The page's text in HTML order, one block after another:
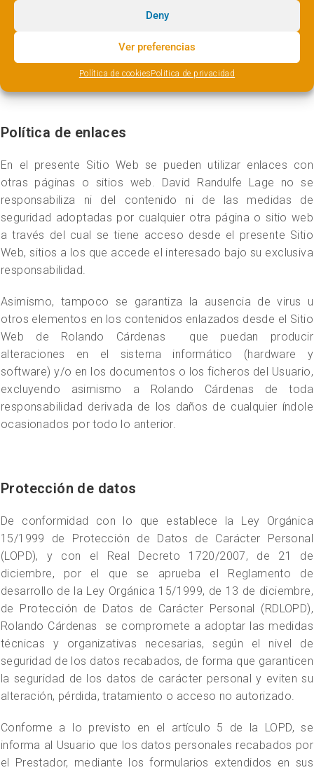
Deny
Ver preferencias
Política de cookiesPolitica de privacidad
estima que algún contenido del Sitio Web pudiera vulnerar
derechos de propiedad intelectual e industrial, rogamos así
lo pongan en nuestro conocimiento a la mayor brevedad
posible al email rolando@rjcardenas.es
Política de enlaces
En el presente Sitio Web se pueden utilizar enlaces con
otras páginas o sitios web. David Randulfe Lage no se
responsabiliza ni del contenido ni de las medidas de
seguridad adoptadas por cualquier otra página o sitio web
a través del cual se tiene acceso desde el presente Sitio
Web, sitios a los que accede el interesado bajo su exclusiva
responsabilidad.
Asimismo, tampoco se garantiza la ausencia de virus u
otros elementos en los contenidos enlazados desde el Sitio
Web de Rolando Cárdenas que puedan producir
alteraciones en el sistema informático (hardware y
software) y/o en los documentos o los ficheros del Usuario,
excluyendo asimismo a Rolando Cárdenas de toda
responsabilidad derivada de los daños de cualquier índole
ocasionados por todo lo anterior.
Protección de datos
De conformidad con lo que establece la Ley Orgánica
15/1999 de Protección de Datos de Carácter Personal
(LOPD), y con el Real Decreto 1720/2007, de 21 de
diciembre, por el que se aprueba el Reglamento de
desarrollo de la Ley Orgánica 15/1999, de 13 de diciembre,
de Protección de Datos de Carácter Personal (RDLOPD),
Rolando Cárdenas se compromete a adoptar las medidas
técnicas y organizativas necesarias, según el nivel de
seguridad de los datos recabados, de forma que garanticen
la seguridad de los datos de carácter personal y eviten su
alteración, pérdida, tratamiento o acceso no autorizado.
Conforme a lo previsto en el artículo 5 de la LOPD, se
informa al Usuario que los datos personales recabados por
el Prestador, mediante los formularios extendidos en sus